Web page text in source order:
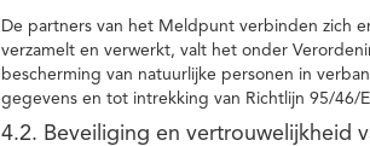
De partners van het Meldpunt verbinden zich
verzamelt en verwerkt, valt het onder
bescherming van natuurlijke personen in
gegevens en tot intrekking van Richtlijn 95/46/
4.2. Beveiliging en vertrouwelijkheid